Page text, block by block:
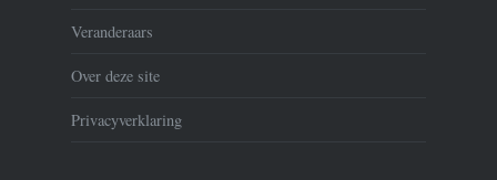
Veranderaars
Over deze site
Privacyverklaring